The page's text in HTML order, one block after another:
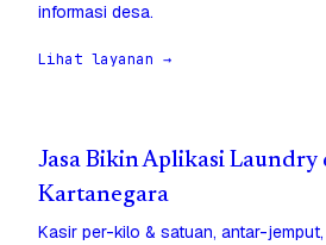
informasi desa.
Lihat layanan →
Jasa Bikin Aplikasi Laundry
Kartanegara
Kasir per-kilo & satuan, antar-